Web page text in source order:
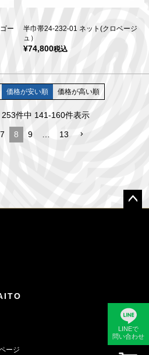
ー
半巾帯24-232-01 ネット(クロベージ
ュ）
¥74,800税込
価格が安い順 価格が高い順
253件中 141-160件表示
7 8 9 13
LINEで
問い合わせ
ージ